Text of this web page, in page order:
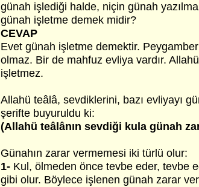
günah işlediği halde, niçin günah
günah işletme demek midir?
CEVAP
Evet günah işletme demektir.
olmaz. Bir de mahfuz evliya vardır.
işletmez.
Allahü teâlâ, sevdiklerini, bazı evliyayı
şerifte buyuruldu ki:
(Allahü teâlânın sevdiği kula günah
Günahın zarar vermemesi iki türlü olur:
1- Kul, ölmeden önce tevbe eder, tevbe
gibi olur. Böylece işlenen günah zarar